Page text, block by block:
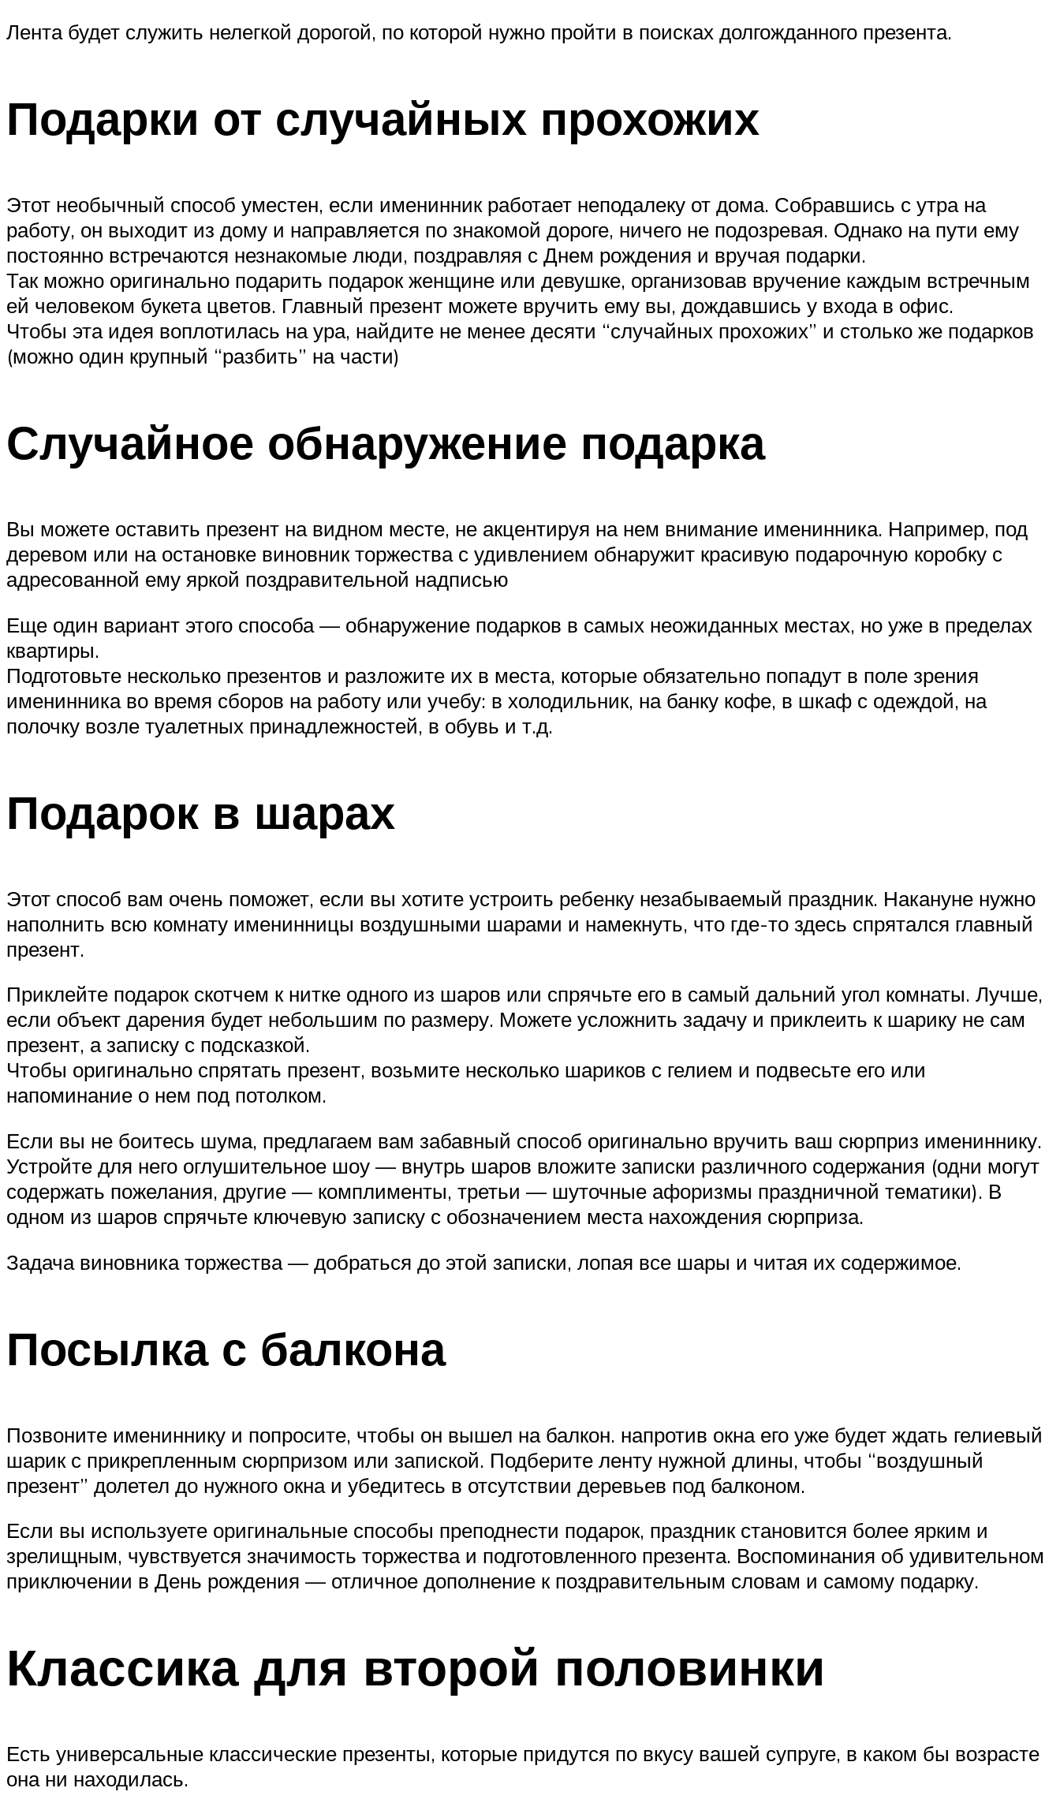
Лента будет служить нелегкой дорогой, по которой нужно пройти в поисках долгожданного презента.
Подарки от случайных прохожих
Этот необычный способ уместен, если именинник работает неподалеку от дома. Собравшись с утра на
работу, он выходит из дому и направляется по знакомой дороге, ничего не подозревая. Однако на пути ему
постоянно встречаются незнакомые люди, поздравляя с Днем рождения и вручая подарки.
Так можно оригинально подарить подарок женщине или девушке, организовав вручение каждым встречным
ей человеком букета цветов. Главный презент можете вручить ему вы, дождавшись у входа в офис.
Чтобы эта идея воплотилась на ура, найдите не менее десяти “случайных прохожих” и столько же подарков
(можно один крупный “разбить” на части)
Случайное обнаружение подарка
Вы можете оставить презент на видном месте, не акцентируя на нем внимание именинника. Например, под
деревом или на остановке виновник торжества с удивлением обнаружит красивую подарочную коробку с
адресованной ему яркой поздравительной надписью
Еще один вариант этого способа — обнаружение подарков в самых неожиданных местах, но уже в пределах
квартиры.
Подготовьте несколько презентов и разложите их в места, которые обязательно попадут в поле зрения
именинника во время сборов на работу или учебу: в холодильник, на банку кофе, в шкаф с одеждой, на
полочку возле туалетных принадлежностей, в обувь и т.д.
Подарок в шарах
Этот способ вам очень поможет, если вы хотите устроить ребенку незабываемый праздник. Накануне нужно
наполнить всю комнату именинницы воздушными шарами и намекнуть, что где-то здесь спрятался главный
презент.
Приклейте подарок скотчем к нитке одного из шаров или спрячьте его в самый дальний угол комнаты. Лучше,
если объект дарения будет небольшим по размеру. Можете усложнить задачу и приклеить к шарику не сам
презент, а записку с подсказкой.
Чтобы оригинально спрятать презент, возьмите несколько шариков с гелием и подвесьте его или
напоминание о нем под потолком.
Если вы не боитесь шума, предлагаем вам забавный способ оригинально вручить ваш сюрприз имениннику.
Устройте для него оглушительное шоу — внутрь шаров вложите записки различного содержания (одни могут
содержать пожелания, другие — комплименты, третьи — шуточные афоризмы праздничной тематики). В
одном из шаров спрячьте ключевую записку с обозначением места нахождения сюрприза.
Задача виновника торжества — добраться до этой записки, лопая все шары и читая их содержимое.
Посылка с балкона
Позвоните имениннику и попросите, чтобы он вышел на балкон. напротив окна его уже будет ждать гелиевый
шарик с прикрепленным сюрпризом или запиской. Подберите ленту нужной длины, чтобы “воздушный
презент” долетел до нужного окна и убедитесь в отсутствии деревьев под балконом.
Если вы используете оригинальные способы преподнести подарок, праздник становится более ярким и
зрелищным, чувствуется значимость торжества и подготовленного презента. Воспоминания об удивительном
приключении в День рождения — отличное дополнение к поздравительным словам и самому подарку.
Классика для второй половинки
Есть универсальные классические презенты, которые придутся по вкусу вашей супруге, в каком бы возрасте
она ни находилась.